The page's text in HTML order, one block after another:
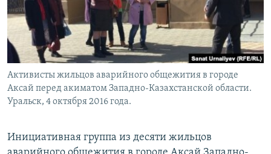
Активисты жильцов аварийного общежития в городе
Аксай перед акиматом Западно-Казахстанской области.
Уральск, 4 октября 2016 года.
Инициативная группа из десяти жильцов